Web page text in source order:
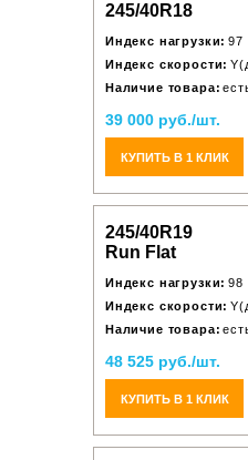
245/40R18
Индекс нагрузки: 97
Индекс скорости:
Наличие товара:
39 000 руб./шт.
КУПИТЬ В 1 КЛИК
245/40R19
Run Flat
Индекс нагрузки: 98
Индекс скорости:
Наличие товара:
48 525 руб./шт.
КУПИТЬ В 1 КЛИК